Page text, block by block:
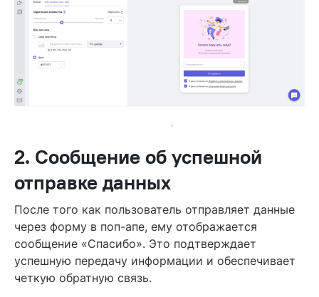
2. Сообщение об успешной
отправке данных
После того как пользователь отправляет данные
через форму в поп-апе, ему отображается
сообщение «Спасибо». Это подтверждает
успешную передачу информации и обеспечивает
четкую обратную связь.